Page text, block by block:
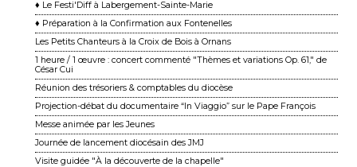
♦ Le Festi'Diff à Labergement-Sainte-Marie
♦ Préparation à la Confirmation aux Fontenelles
Les Petits Chanteurs à la Croix de Bois à Ornans
1 heure / 1 œuvre : concert commenté "Thèmes et variations Op. 61," de
César Cui
Réunion des trésoriers & comptables du diocèse
Projection-débat du documentaire “In Viaggio” sur le Pape François
Messe animée par les Jeunes
Journée de lancement diocésain des JMJ
Visite guidée "À la découverte de la chapelle"